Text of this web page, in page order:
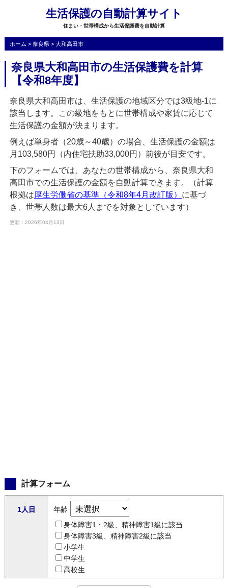
生活保護の自動計算サイト
住まい・世帯構成から生活保護費を自動計算
ホーム > 奈良県> 大和高田市
奈良県大和高田市の生活保護費を計算
【令和8年度】
奈良県大和高田市は、生活保護の地域区分では3級地-1に
該当します。この級地をもとに世帯構成や家賃に応じて
生活保護の金額が決まります。
例えば単身者（20歳～40歳）の場合、生活保護の金額は
月103,580円（内住宅扶助33,000円）前後が目安です。
下のフォームでは、あなたの世帯構成から、奈良県大和
高田市での生活保護の金額を自動計算できます。（計算
根拠は厚生労働省の基準（令和8年4月改訂版） に基づ
き、世帯人数は最大6人までを対象としています）
更新：2026年04月13日
計算フォーム
1人目
年齢
身体障害1・2級、精神障害1級に該当
身体障害3級、精神障害2級に該当
小学生
中学生
高校生